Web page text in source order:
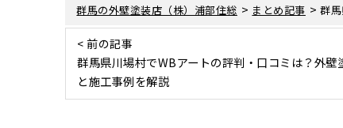
群馬の外壁塗装店（株）浦部住総 > まとめ記事 >群
< 前の記事
群馬県川場村でWBアートの評判・口コミは？外壁
と施工事例を解説